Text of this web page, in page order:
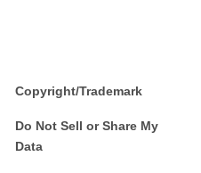
Copyright/Trademark
Do Not Sell or Share My
Data